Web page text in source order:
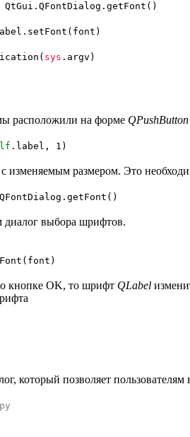
QFontDialog . getFont ( )
. setFont ( font )
( sys . argv )
расположили на форме QPushButton
. label , 1 )
с изменяемым размером. Это
QFontDialog . getFont ( )
диалог выбора шрифтов.
( font )
кнопке OK, то шрифт QLabel
который позволяет